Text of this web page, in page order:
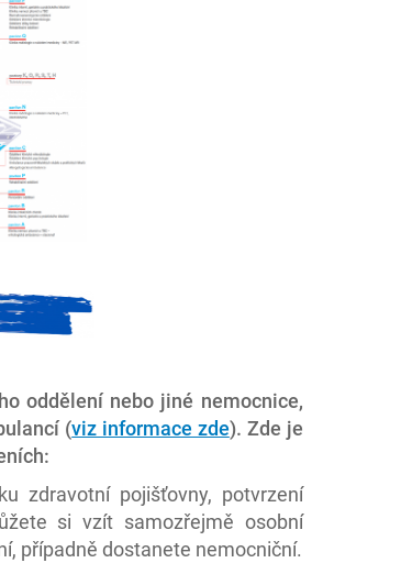
oddělení nebo jiné nemocnice,
(viz informace zde). Zde je
zdravotní pojišťovny, potvrzení
si vzít samozřejmě osobní
případně dostanete nemocniční.